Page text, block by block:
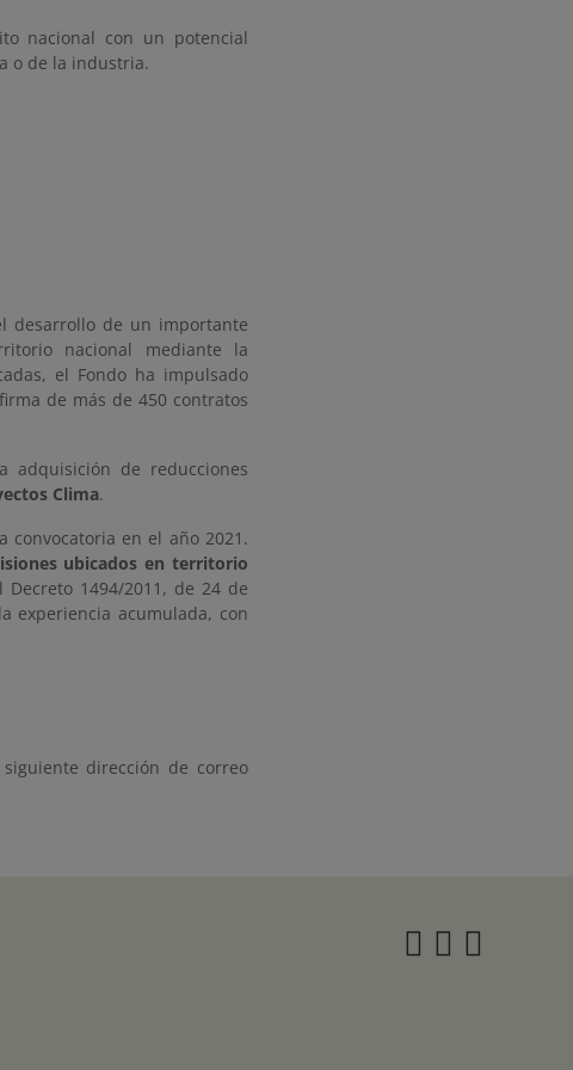
nacional con un potencial
o de la industria.
desarrollo de un importante
nacional mediante la
el Fondo ha impulsado
de más de 450 contratos
adquisición de reducciones
Clima.
en el año 2021.
ubicados en territorio
1494/2011, de 24 de
experiencia acumulada, con
dirección de correo
Twitter